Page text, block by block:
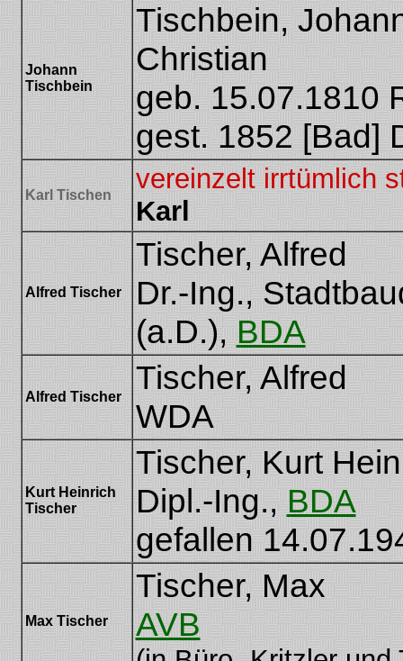
Johann
Tischbein
Tischbein,
Christian
geb. 15.07.1810
gest. 1852 [Bad]
Karl Tischen
vereinzelt irrtümlich
Karl
Alfred Tischer
Tischer, Alfred
Dr.-Ing.,
(a.D.),BDA
Alfred Tischer
Tischer, Alfred
WDA
Kurt Heinrich
Tischer
Tischer, Kurt
Dipl.-Ing.,BDA
gefallen
Max Tischer
Tischer, Max
AVB